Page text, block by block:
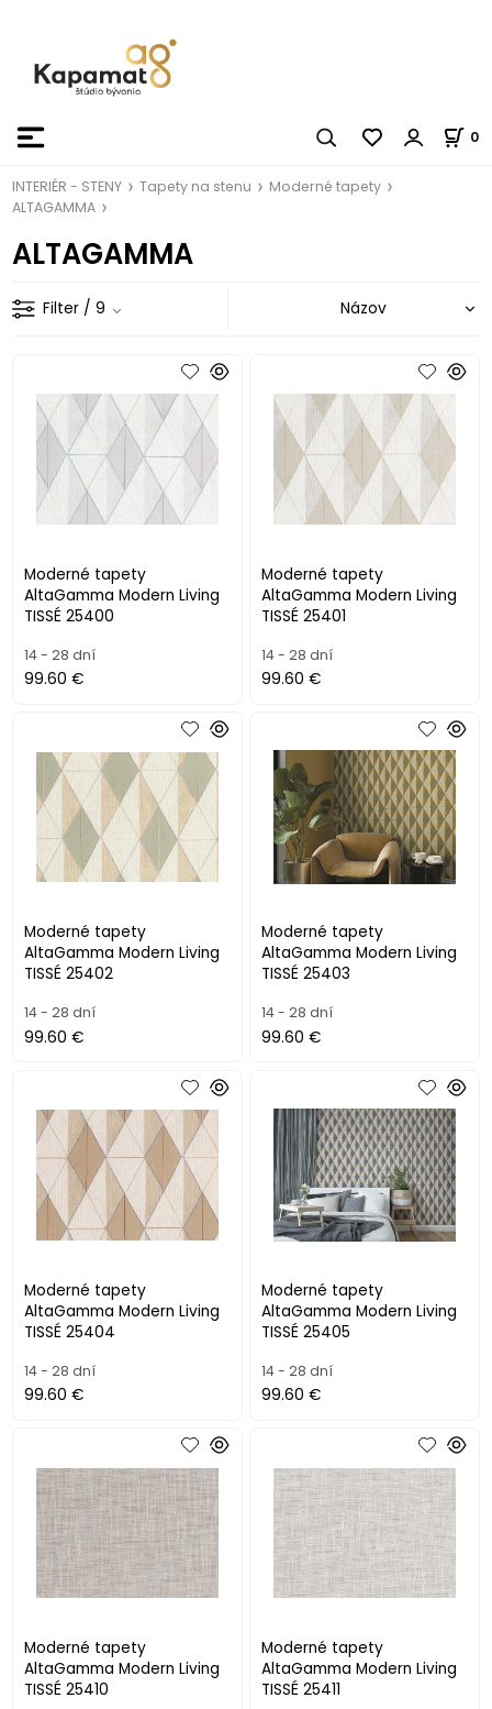
0
INTERIÉR - STENY Tapety na stenu
Moderné tapety
ALTAGAMMA
ALTAGAMMA
Filter / 9
Moderné tapety
AltaGamma Modern Living
TISSÉ 25400
14 - 28 dní
99.60 €
Moderné tapety
AltaGamma Modern Living
TISSÉ 25401
14 - 28 dní
99.60 €
Moderné tapety
AltaGamma Modern Living
TISSÉ 25402
14 - 28 dní
99.60 €
Moderné tapety
AltaGamma Modern Living
TISSÉ 25403
14 - 28 dní
99.60 €
Moderné tapety
AltaGamma Modern Living
TISSÉ 25404
14 - 28 dní
99.60 €
Moderné tapety
AltaGamma Modern Living
TISSÉ 25405
14 - 28 dní
99.60 €
Moderné tapety
AltaGamma Modern Living
TISSÉ 25410
Moderné tapety
AltaGamma Modern Living
TISSÉ 25411